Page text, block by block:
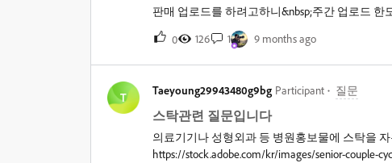
판매 업로드를 하려고하니&nbsp;주간 업로드
0 126 1 9 months ago
T
Taeyoung29943480g9bg Participant 질문
스탁관련 질문입니다
의료기기나 성형외과 등 병원홍보물에 스탁을
https://stock.adobe.com/kr/images/senior-couple-